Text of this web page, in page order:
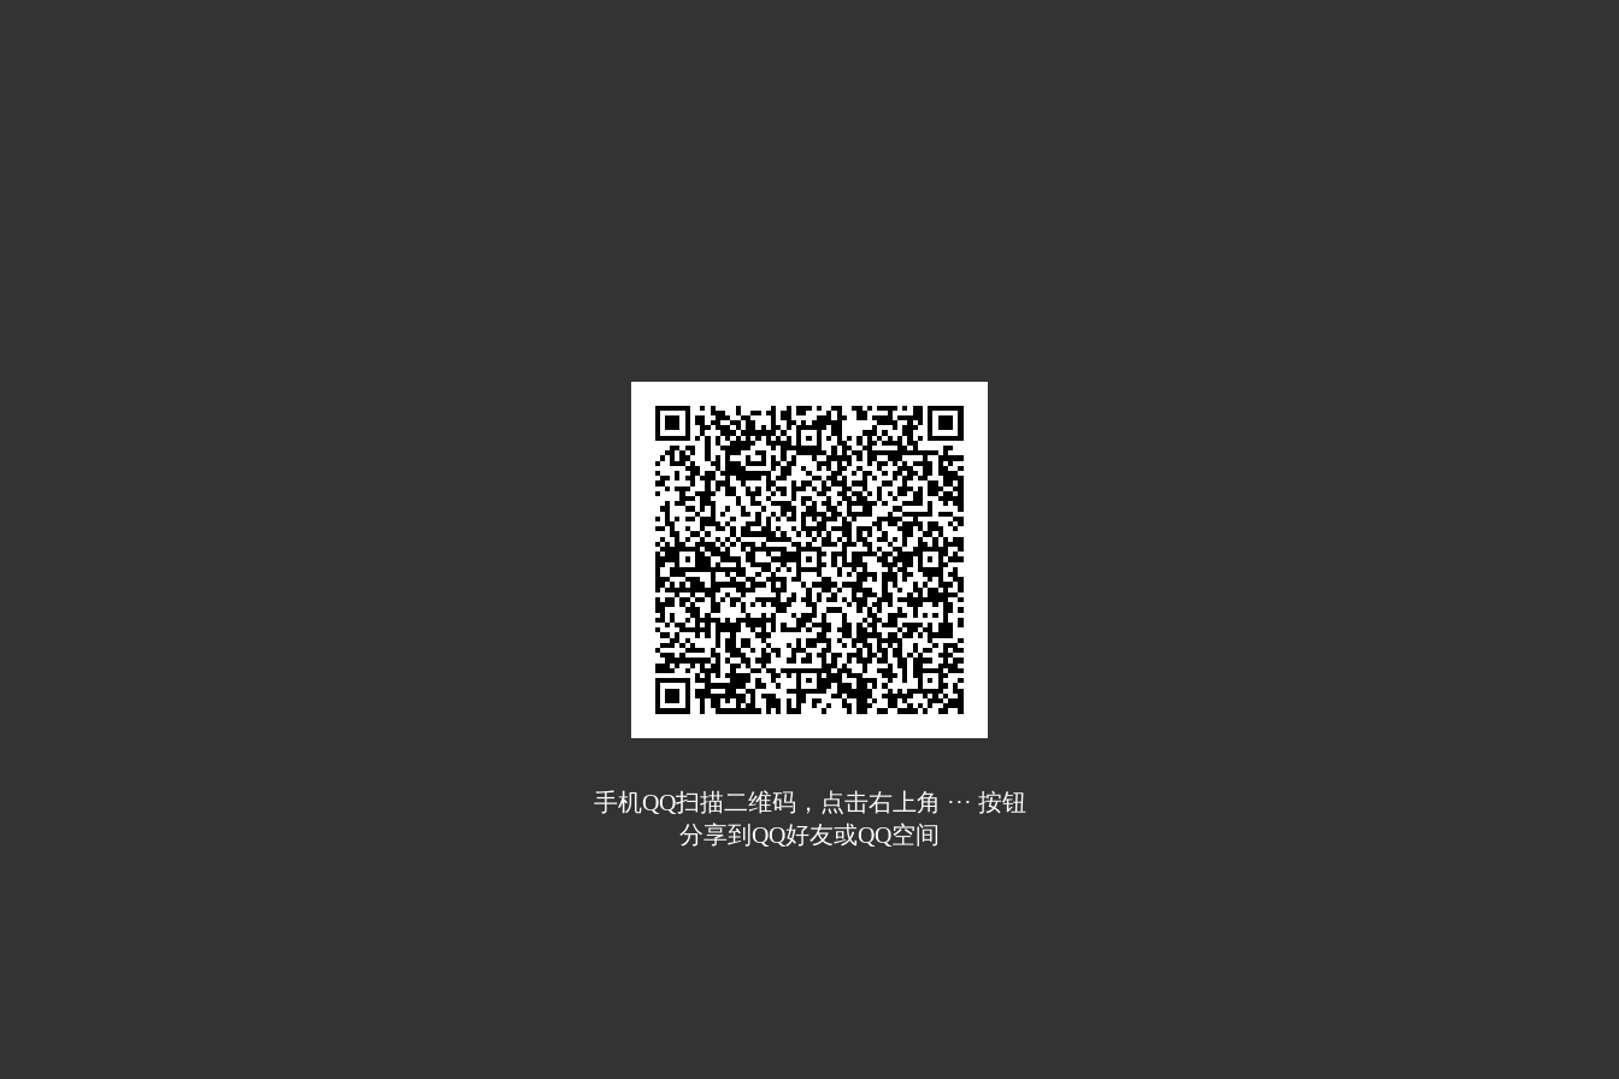
手机QQ扫描二维码，点击右上角 ··· 按钮
分享到QQ好友或QQ空间